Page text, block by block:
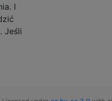
I
Jeśli